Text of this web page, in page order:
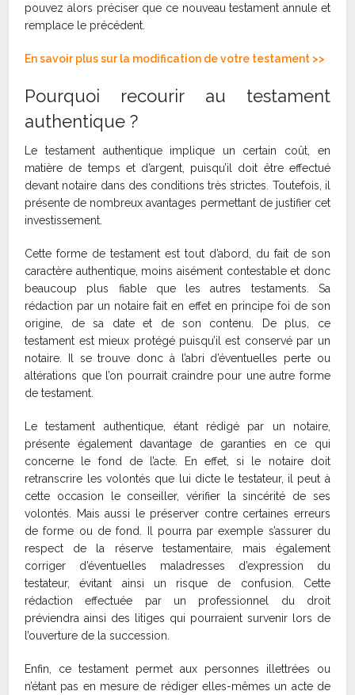
pouvez alors préciser que ce nouveau testament annule et
remplace le précédent.
En savoir plus sur la modification de votre testament >>
Pourquoi recourir au testament
authentique ?
Le testament authentique implique un certain coût, en
matière de temps et d’argent, puisqu’il doit être effectué
devant notaire dans des conditions très strictes. Toutefois, il
présente de nombreux avantages permettant de justifier cet
investissement.
Cette forme de testament est tout d’abord, du fait de son
caractère authentique, moins aisément contestable et donc
beaucoup plus fiable que les autres testaments. Sa
rédaction par un notaire fait en effet en principe foi de son
origine, de sa date et de son contenu. De plus, ce
testament est mieux protégé puisqu’il est conservé par un
notaire. Il se trouve donc à l’abri d’éventuelles perte ou
altérations que l’on pourrait craindre pour une autre forme
de testament.
Le testament authentique, étant rédigé par un notaire,
présente également davantage de garanties en ce qui
concerne le fond de l’acte. En effet, si le notaire doit
retranscrire les volontés que lui dicte le testateur, il peut à
cette occasion le conseiller, vérifier la sincérité de ses
volontés. Mais aussi le préserver contre certaines erreurs
de forme ou de fond. Il pourra par exemple s’assurer du
respect de la réserve testamentaire, mais également
corriger d’éventuelles maladresses d’expression du
testateur, évitant ainsi un risque de confusion. Cette
rédaction effectuée par un professionnel du droit
préviendra ainsi des litiges qui pourraient survenir lors de
l’ouverture de la succession.
Enfin, ce testament permet aux personnes illettrées ou
n’étant pas en mesure de rédiger elles-mêmes un acte de